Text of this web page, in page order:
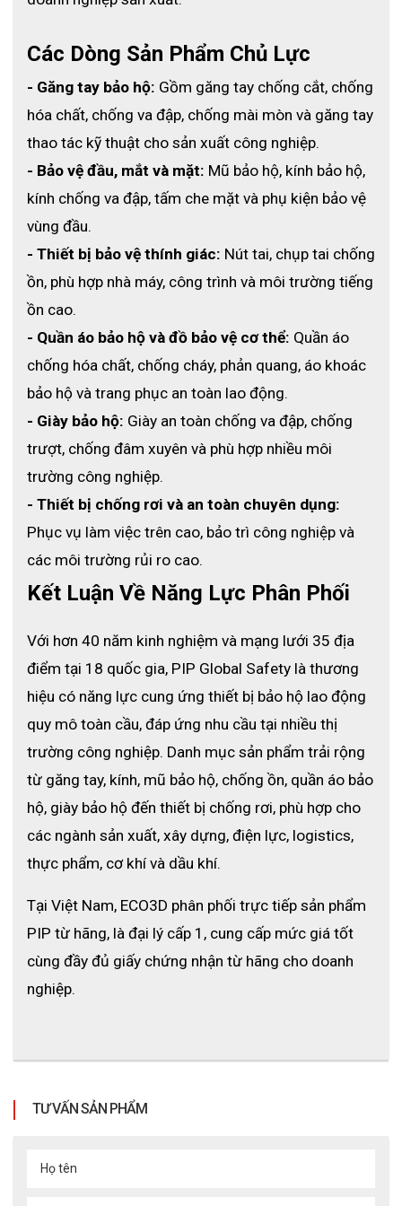
3. Ưu điểm nổi bật của găng tay chống
hóa chất MaxiChem 76-830
3.1 Khả năng chống hóa chất vượt trội
Găng tay được làm từ nitrile NBR cao cấp, có khả năng
kháng nhiều loại hóa chất, dung môi và dầu mỡ công
nghiệp, giúp giảm thiểu nguy cơ ăn mòn, kích ứng da và
tai nạn lao động.
3.2 Độ bền cao, chống mài mòn tốt
Với độ dày 0.9 mm, MaxiChem 76-830 mang lại độ bền
vượt trội, hạn chế rách thủng khi làm việc trong môi
trường có ma sát cao hoặc tiếp xúc vật sắc cạnh nhẹ.
3.3 Cầm nắm chắc chắn, chống trơn trượt
Lớp phủ Micro-Foam giúp tăng độ bám, hỗ trợ cầm nắm
vật dụng trơn ướt, dính dầu mỡ hoặc hóa chất một cách
an toàn và chính xác hơn.
Găng tay chống hóa chất MaxiChem 76-830
3.4 Thiết kế dài, bảo vệ mở rộng
Chiều dài 35 cm giúp bảo vệ không chỉ bàn tay mà còn
cả cổ tay và một phần cẳng tay, hạn chế tối đa việc hóa
chất bắn ngược vào da.
Chất liệu nitrile mềm dẻo, ôm tay tốt, giúp người dùng
thời gian dài.
Các Dòng Sản Phẩm Chủ Lực
- Găng tay bảo hộ: Gồm găng tay chống cắt, chống
hóa chất, chống va đập, chống mài mòn và găng tay
thao tác kỹ thuật cho sản xuất công nghiệp.
- Bảo vệ đầu, mắt và mặt: Mũ bảo hộ, kính bảo hộ,
kính chống va đập, tấm che mặt và phụ kiện bảo vệ
vùng đầu.
- Thiết bị bảo vệ thính giác: Nút tai, chụp tai chống
ồn, phù hợp nhà máy, công trình và môi trường tiếng
ồn cao.
- Quần áo bảo hộ và đồ bảo vệ cơ thể: Quần áo
chống hóa chất, chống cháy, phản quang, áo khoác
bảo hộ và trang phục an toàn lao động.
- Giày bảo hộ: Giày an toàn chống va đập, chống
trượt, chống đâm xuyên và phù hợp nhiều môi
trường công nghiệp.
- Thiết bị chống rơi và an toàn chuyên dụng:
Phục vụ làm việc trên cao, bảo trì công nghiệp và
các môi trường rủi ro cao.
Kết Luận Về Năng Lực Phân Phối
Với hơn 40 năm kinh nghiệm và mạng lưới 35 địa
điểm tại 18 quốc gia, PIP Global Safety là thương
hiệu có năng lực cung ứng thiết bị bảo hộ lao động
quy mô toàn cầu, đáp ứng nhu cầu tại nhiều thị
trường công nghiệp. Danh mục sản phẩm trải rộng
từ găng tay, kính, mũ bảo hộ, chống ồn, quần áo bảo
hộ, giày bảo hộ đến thiết bị chống rơi, phù hợp cho
các ngành sản xuất, xây dựng, điện lực, logistics,
thực phẩm, cơ khí và dầu khí.
Tại Việt Nam, ECO3D phân phối trực tiếp sản phẩm
PIP từ hãng, là đại lý cấp 1, cung cấp mức giá tốt
cùng đầy đủ giấy chứng nhận từ hãng cho doanh
nghiệp.
TƯ VẤN SẢN PHẨM
Họ tên